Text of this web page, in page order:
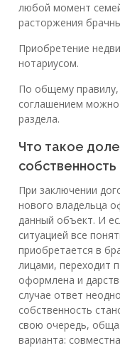
любой момент
расторжения
Приобретение
нотариусом.
По общему
соглашением можно
раздела.
Что такое
собственность
При заключении
нового владельца
данный объект. И
ситуацией все
приобретается в
лицами, переходит
оформлена и
случае ответ
собственность
свою очередь,
варианта: